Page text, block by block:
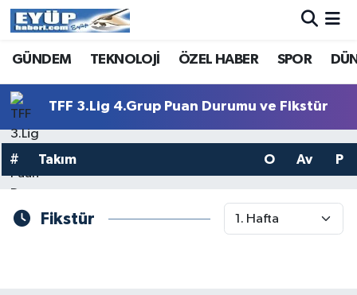
GÜNDEM TEKNOLOJİ ÖZEL HABER SPOR
TFF 3.Lig 4.Grup Puan Durumu ve Fikstür
# Takım O Av P
Fikstür